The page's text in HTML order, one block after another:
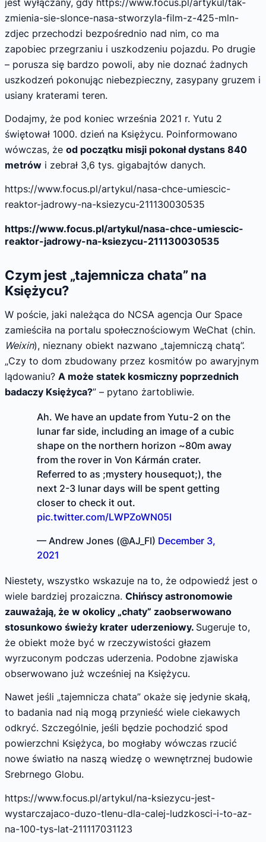
zmienia-sie-slonce-nasa-stworzyla-film-z-425-mln-
zdjec przechodzi bezpośrednio nad nim, co ma
zapobiec przegrzaniu i uszkodzeniu pojazdu. Po drugie
– porusza się bardzo powoli, aby nie doznać żadnych
uszkodzeń pokonując niebezpieczny, zasypany gruzem i
usiany kraterami teren.
Dodajmy, że pod koniec września 2021 r. Yutu 2
świętował 1000. dzień na Księżycu. Poinformowano
wówczas, że od początku misji pokonał dystans 840
metrów i zebrał 3,6 tys. gigabajtów danych.
https://www.focus.pl/artykul/nasa-chce-umiescic-
reaktor-jadrowy-na-ksiezycu-211130030535
https://www.focus.pl/artykul/nasa-chce-umiescic-
reaktor-jadrowy-na-ksiezycu-211130030535
Czym jest „tajemnicza chata” na
Księżycu?
W poście, jaki należąca do NCSA agencja Our Space
zamieściła na portalu społecznościowym WeChat (chin.
Weixin), nieznany obiekt nazwano „tajemniczą chatą”.
„Czy to dom zbudowany przez kosmitów po awaryjnym
lądowaniu? A może statek kosmiczny poprzednich
badaczy Księżyca?” – pytano żartobliwie.
Ah. We have an update from Yutu-2 on the
lunar far side, including an image of a cubic
shape on the northern horizon ~80m away
from the rover in Von Kármán crater.
Referred to as ;mystery housequot;), the
next 2-3 lunar days will be spent getting
closer to check it out.
pic.twitter.com/LWPZoWN05I
— Andrew Jones (@AJ_FI) December 3,
2021
Niestety, wszystko wskazuje na to, że odpowiedź jest o
wiele bardziej prozaiczna. Chińscy astronomowie
zauważają, że w okolicy „chaty” zaobserwowano
stosunkowo świeży krater uderzeniowy. Sugeruje to,
że obiekt może być w rzeczywistości głazem
wyrzuconym podczas uderzenia. Podobne zjawiska
obserwowano już wcześniej na Księżycu.
Nawet jeśli „tajemnicza chata” okaże się jedynie skałą,
to badania nad nią mogą przynieść wiele ciekawych
odkryć. Szczególnie, jeśli będzie pochodzić spod
powierzchni Księżyca, bo mogłaby wówczas rzucić
nowe światło na naszą wiedzę o wewnętrznej budowie
Srebrnego Globu.
https://www.focus.pl/artykul/na-ksiezycu-jest-
wystarczajaco-duzo-tlenu-dla-calej-ludzkosci-i-to-az-
na-100-tys-lat-211117031123